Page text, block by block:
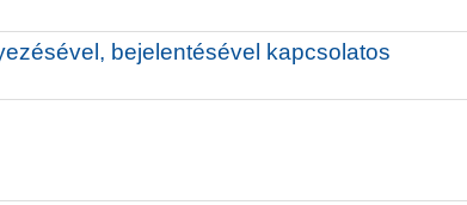
bejelentésével kapcsolatos